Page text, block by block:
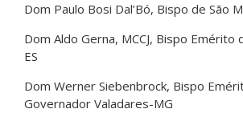
Dom Paulo Bosi Dal’Bó, Bispo de São
Dom Aldo Gerna, MCCJ, Bispo Emérito
ES
Dom Werner Siebenbrock, Bispo
Governador Valadares-MG